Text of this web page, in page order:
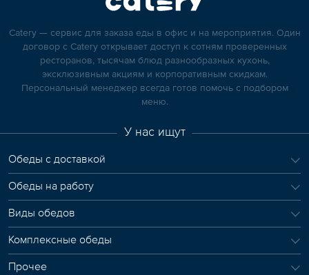
Catery — сервис для заказа еды в офис и на мероприятия. Один
договор с Catery открывает доступ к сотням проверенных
ресторанов, тысячам блюд разнообразных кухонь,
эксклюзивным акциям и корпоративным скидкам.
Персональный менеджер всегда готов помочь с подбором
меню.
У нас ищут
Обеды с доставкой
Обеды на работу
Виды обедов
Комплексные обеды
Прочее